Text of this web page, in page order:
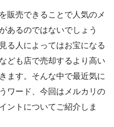
販売できることで人気のメ
あるのではないでしょう
る人によってはお宝になる
ども店で売却するより高い
ます。そんな中で最近気に
ワード、今回はメルカリの
ントについてご紹介しま